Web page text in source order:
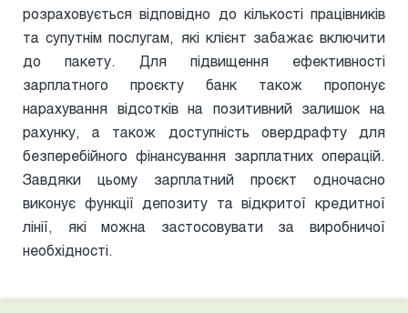
розраховується відповідно до кількості працівників
та супутнім послугам, які клієнт забажає включити
до пакету. Для підвищення ефективності
зарплатного проєкту банк також пропонує
нарахування відсотків на позитивний залишок на
рахунку, а також доступність овердрафту для
безперебійного фінансування зарплатних операцій.
Завдяки цьому зарплатний проєкт одночасно
виконує функції депозиту та відкритої кредитної
лінії, які можна застосовувати за виробничої
необхідності.